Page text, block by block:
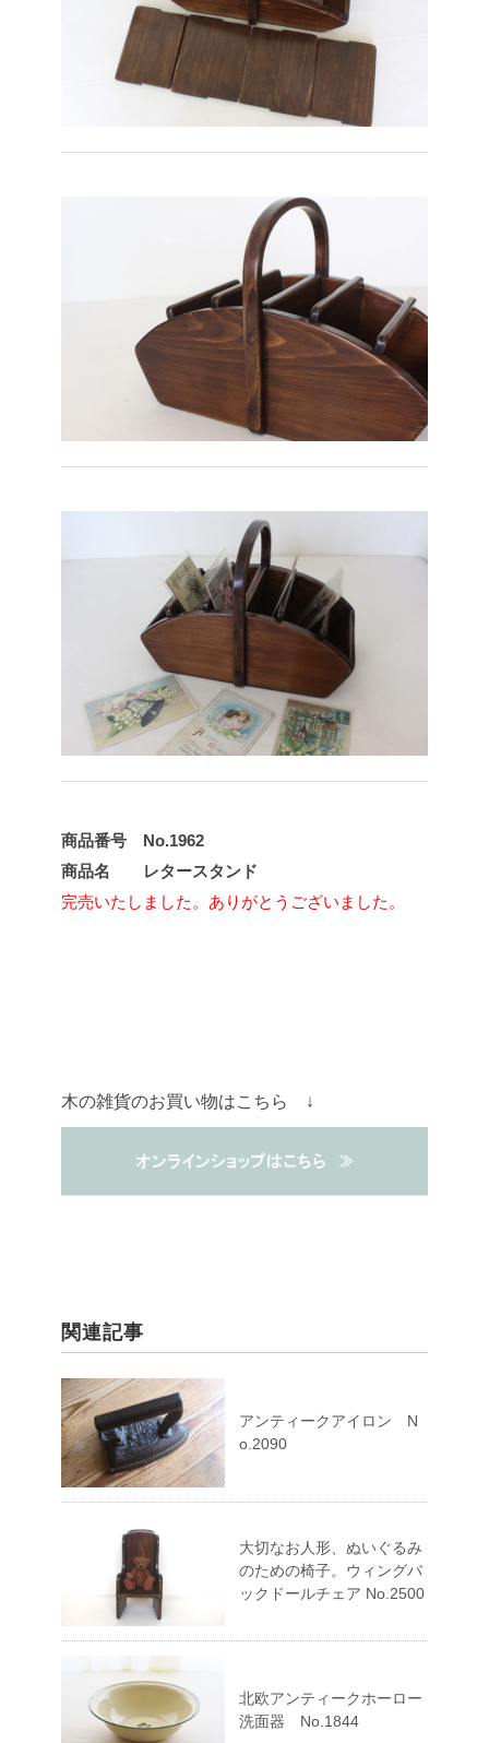
商品番号 No.1962
商品名 レタースタンド
完売いたしました。ありがとうございました。
木の雑貨のお買い物はこちら ↓
関連記事
アンティークアイロン N
o.2090
大切なお人形、ぬいぐるみ
のための椅子。ウィングバ
ックドールチェア No.2500
北欧アンティークホーロー
洗面器 No.1844